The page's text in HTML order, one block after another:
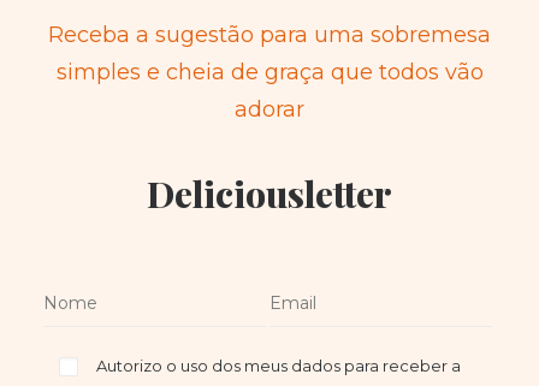
Receba a sugestão para uma sobremesa
simples e cheia de graça que todos vão
adorar
Deliciousletter
Autorizo o uso dos meus dados para receber a